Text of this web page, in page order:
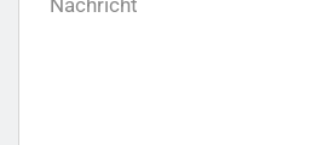
Nachricht